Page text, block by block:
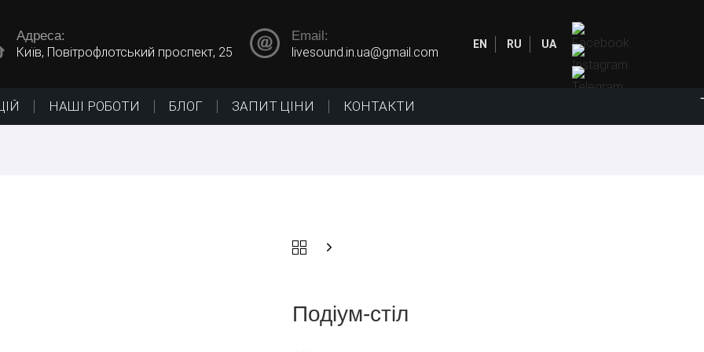
Адреса:
Київ, Повітрофлотський проспект, 25
Email:
livesound.in.ua@gmail.com
EN RU UA
НАШІ РОБОТИ БЛОГ ЗАПИТ ЦІНИ КОНТАКТИ
Подіум-стіл